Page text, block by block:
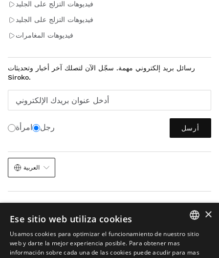
فيديوهات التزلج على الجليد
فيديوهات التزلج على الجليد
فيديوهات المغامرات
رسائل بريد إلكتروني مهمة. سجّل الآن لتصلك آخر أخبار وتحديثات
Siroko.
أدخل عنوان بريدك الإلكتروني
امرأة رجل أرسل
العربية
إشعار قانوني الكوكيز الشروط والأحكام الذكاء الاصطناعي في الصور خريطة الموقع
© 2026 Siroko
SPANISH
×
Ese sitio web utiliza cookies
Usamos cookies para optimizar el funcionamiento de nuestro sitio
web y darte la mejor experiencia posible. Para obtener mas
información sobre cada una de las cookies puede acudir para mas